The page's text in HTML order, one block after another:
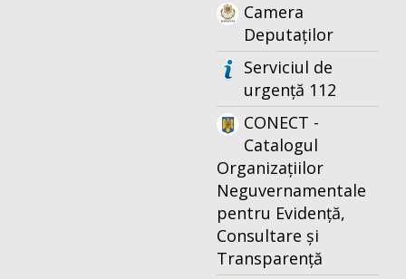
Camera
Deputaților
Serviciul de
urgență 112
CONECT -
Catalogul
Organizațiilor
Neguvernamentale
pentru Evidență,
Consultare și
Transparență